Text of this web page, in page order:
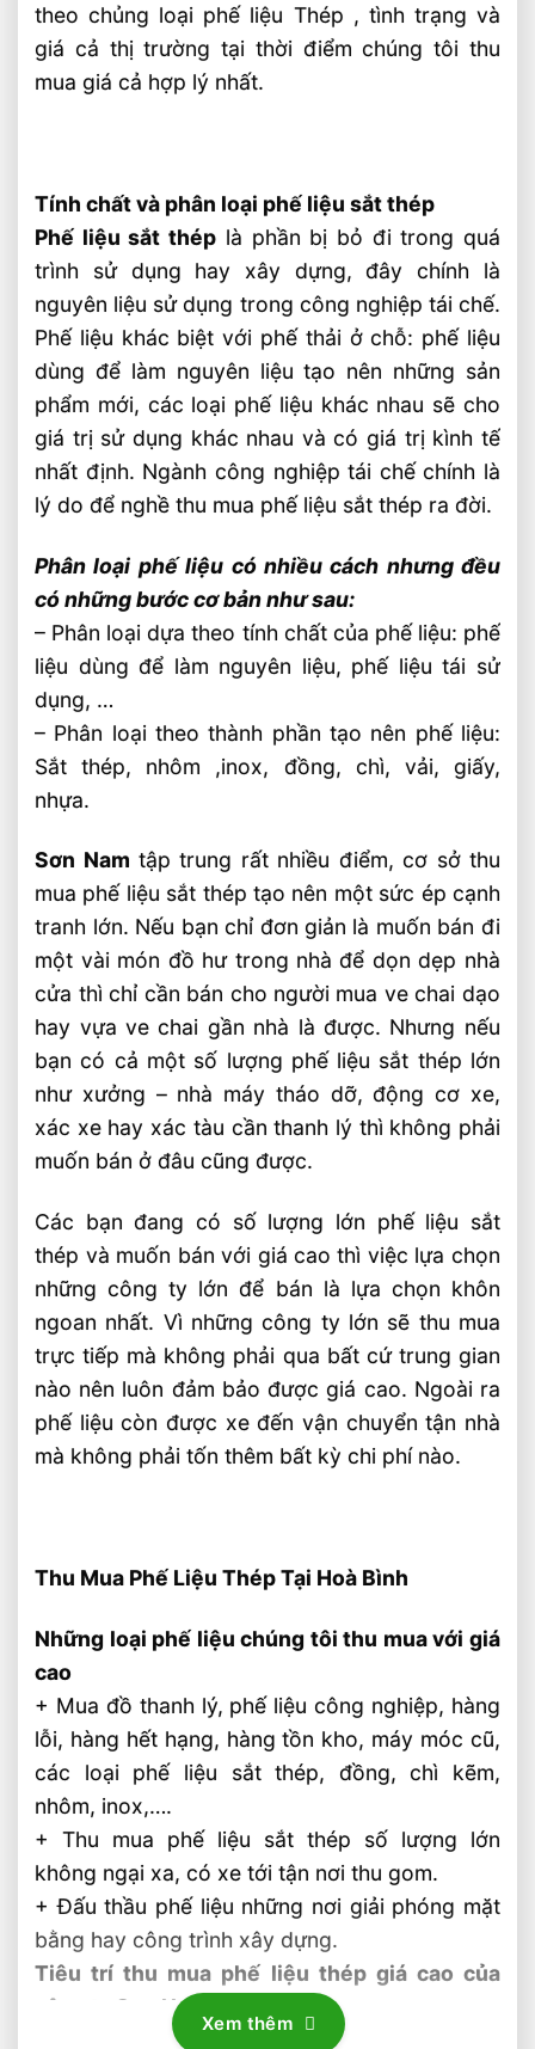
theo chủng loại phế liệu Thép , tình trạng và
giá cả thị trường tại thời điểm chúng tôi thu
mua giá cả hợp lý nhất.
Tính chất và phân loại phế liệu sắt thép
Phế liệu sắt thép là phần bị bỏ đi trong quá
trình sử dụng hay xây dựng, đây chính là
nguyên liệu sử dụng trong công nghiệp tái chế.
Phế liệu khác biệt với phế thải ở chỗ: phế liệu
dùng để làm nguyên liệu tạo nên những sản
phẩm mới, các loại phế liệu khác nhau sẽ cho
giá trị sử dụng khác nhau và có giá trị kình tế
nhất định. Ngành công nghiệp tái chế chính là
lý do để nghề thu mua phế liệu sắt thép ra đời.
Phân loại phế liệu có nhiều cách nhưng đều
có những bước cơ bản như sau:
– Phân loại dựa theo tính chất của phế liệu: phế
liệu dùng để làm nguyên liệu, phế liệu tái sử
dụng, …
– Phân loại theo thành phần tạo nên phế liệu:
Sắt thép, nhôm ,inox, đồng, chì, vải, giấy,
nhựa.
Sơn Nam tập trung rất nhiều điểm, cơ sở thu
mua phế liệu sắt thép tạo nên một sức ép cạnh
tranh lớn. Nếu bạn chỉ đơn giản là muốn bán đi
một vài món đồ hư trong nhà để dọn dẹp nhà
cửa thì chỉ cần bán cho người mua ve chai dạo
hay vựa ve chai gần nhà là được. Nhưng nếu
bạn có cả một số lượng phế liệu sắt thép lớn
như xưởng – nhà máy tháo dỡ, động cơ xe,
xác xe hay xác tàu cần thanh lý thì không phải
muốn bán ở đâu cũng được.
Các bạn đang có số lượng lớn phế liệu sắt
thép và muốn bán với giá cao thì việc lựa chọn
những công ty lớn để bán là lựa chọn khôn
ngoan nhất. Vì những công ty lớn sẽ thu mua
trực tiếp mà không phải qua bất cứ trung gian
nào nên luôn đảm bảo được giá cao. Ngoài ra
phế liệu còn được xe đến vận chuyển tận nhà
mà không phải tốn thêm bất kỳ chi phí nào.
Thu Mua Phế Liệu Thép Tại Hoà Bình
Những loại phế liệu chúng tôi thu mua với giá
cao
+ Mua đồ thanh lý, phế liệu công nghiệp, hàng
lỗi, hàng hết hạng, hàng tồn kho, máy móc cũ,
các loại phế liệu sắt thép, đồng, chì kẽm,
nhôm, inox,….
+ Thu mua phế liệu sắt thép số lượng lớn
không ngại xa, có xe tới tận nơi thu gom.
+ Đấu thầu phế liệu những nơi giải phóng mặt
bằng hay công trình xây dựng.
Tiêu trí thu mua phế liệu thép giá cao của
công ty Sơn Nam
+ Số lượng không giới hạn: Sơn Nam có thể
Xem thêm